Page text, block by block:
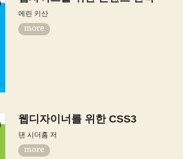
에린 키산
more
웹디자이너를 위한 CSS3
댄 시더홈 저
more